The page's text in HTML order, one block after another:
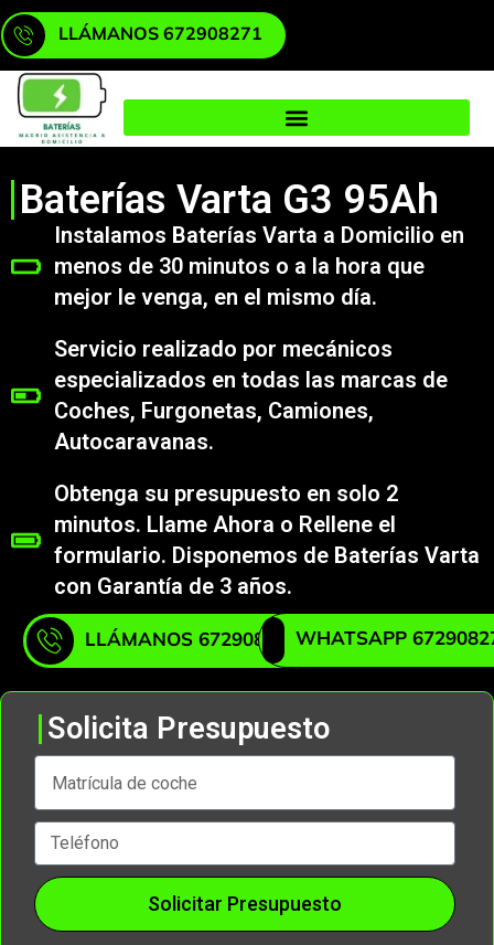
LLÁMANOS 672908271
Baterías Varta G3 95Ah
Instalamos Baterías Varta a Domicilio en
menos de 30 minutos o a la hora que
mejor le venga, en el mismo día.
Servicio realizado por mecánicos
especializados en todas las marcas de
Coches, Furgonetas, Camiones,
Autocaravanas.
Obtenga su presupuesto en solo 2
minutos. Llame Ahora o Rellene el
formulario. Disponemos de Baterías Varta
con Garantía de 3 años.
LLÁMANOS 672908271WHATSAPP
Solicita Presupuesto
Solicitar Presupuesto